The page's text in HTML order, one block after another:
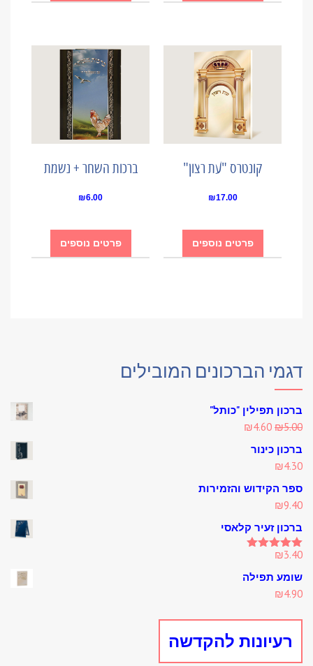
קונטרס "עת רצון"
₪17.00
פרטים נוספים
ברכות השחר + נשמת
₪6.00
פרטים נוספים
דגמי הברכונים המובילים
ברכון תפילין "כותל"
₪5.00
Original
₪4.60
ברכון כינור
₪4.30
ספר הקידוש והזמירות
₪9.40
ברכון זעיר קלאסי
Rated5.00
₪3.40
שומע תפילה
₪4.90
רעיונות להקדשה